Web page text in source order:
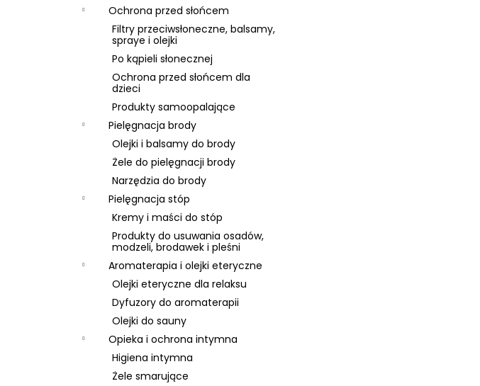
Ochrona przed słońcem
Filtry przeciwsłoneczne, balsamy,
spraye i olejki
Po kąpieli słonecznej
Ochrona przed słońcem dla
dzieci
Produkty samoopalające
Pielęgnacja brody
Olejki i balsamy do brody
Żele do pielęgnacji brody
Narzędzia do brody
Pielęgnacja stóp
Kremy i maści do stóp
Produkty do usuwania osadów,
modzeli, brodawek i pleśni
Aromaterapia i olejki eteryczne
Olejki eteryczne dla relaksu
Dyfuzory do aromaterapii
Olejki do sauny
Opieka i ochrona intymna
Higiena intymna
Żele smarujące